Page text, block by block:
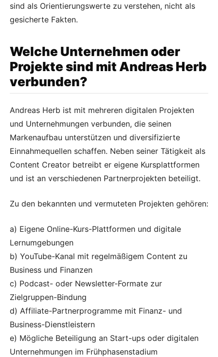
sind als Orientierungswerte zu verstehen, nicht als
gesicherte Fakten.
Welche Unternehmen oder
Projekte sind mit Andreas Herb
verbunden?
Andreas Herb ist mit mehreren digitalen Projekten
und Unternehmungen verbunden, die seinen
Markenaufbau unterstützen und diversifizierte
Einnahmequellen schaffen. Neben seiner Tätigkeit als
Content Creator betreibt er eigene Kursplattformen
und ist an verschiedenen Partnerprojekten beteiligt.
Zu den bekannten und vermuteten Projekten gehören:
a) Eigene Online-Kurs-Plattformen und digitale
Lernumgebungen
b) YouTube-Kanal mit regelmäßigem Content zu
Business und Finanzen
c) Podcast- oder Newsletter-Formate zur
Zielgruppen-Bindung
d) Affiliate-Partnerprogramme mit Finanz- und
Business-Dienstleistern
e) Mögliche Beteiligung an Start-ups oder digitalen
Unternehmungen im Frühphasenstadium